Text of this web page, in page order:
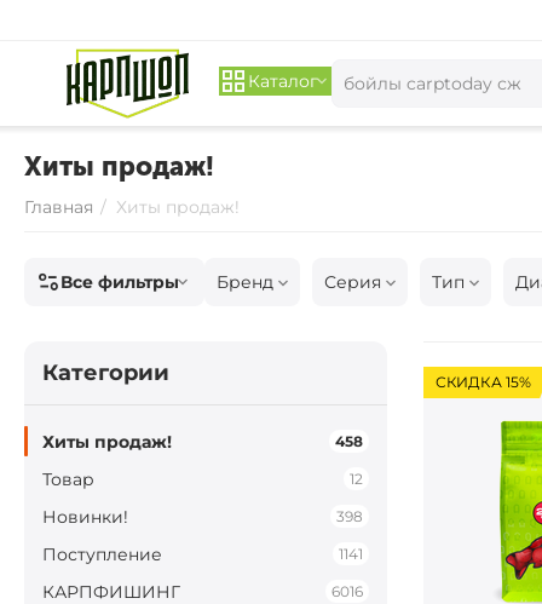
Каталог
Хиты продаж!
Главная / Хиты продаж!
Все фильтры Бренд Серия Тип
СКИДКА 15%
Категории
Хиты продаж! 458
Товар 12
Новинки! 398
Поступление 1141
КАРПФИШИНГ 6016